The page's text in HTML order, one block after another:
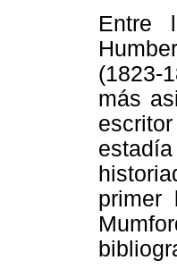
Entre
(1823-
más
primer